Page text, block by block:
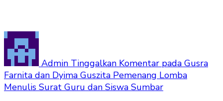
Admin Tinggalkan Komentar pada Gusra
Farnita dan Dyima Guszita Pemenang Lomba
Menulis Surat Guru dan Siswa Sumbar